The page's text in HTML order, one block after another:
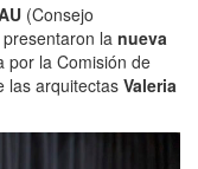
(Consejo
la nueva
por la Comisión de
las arquitectas Valeria